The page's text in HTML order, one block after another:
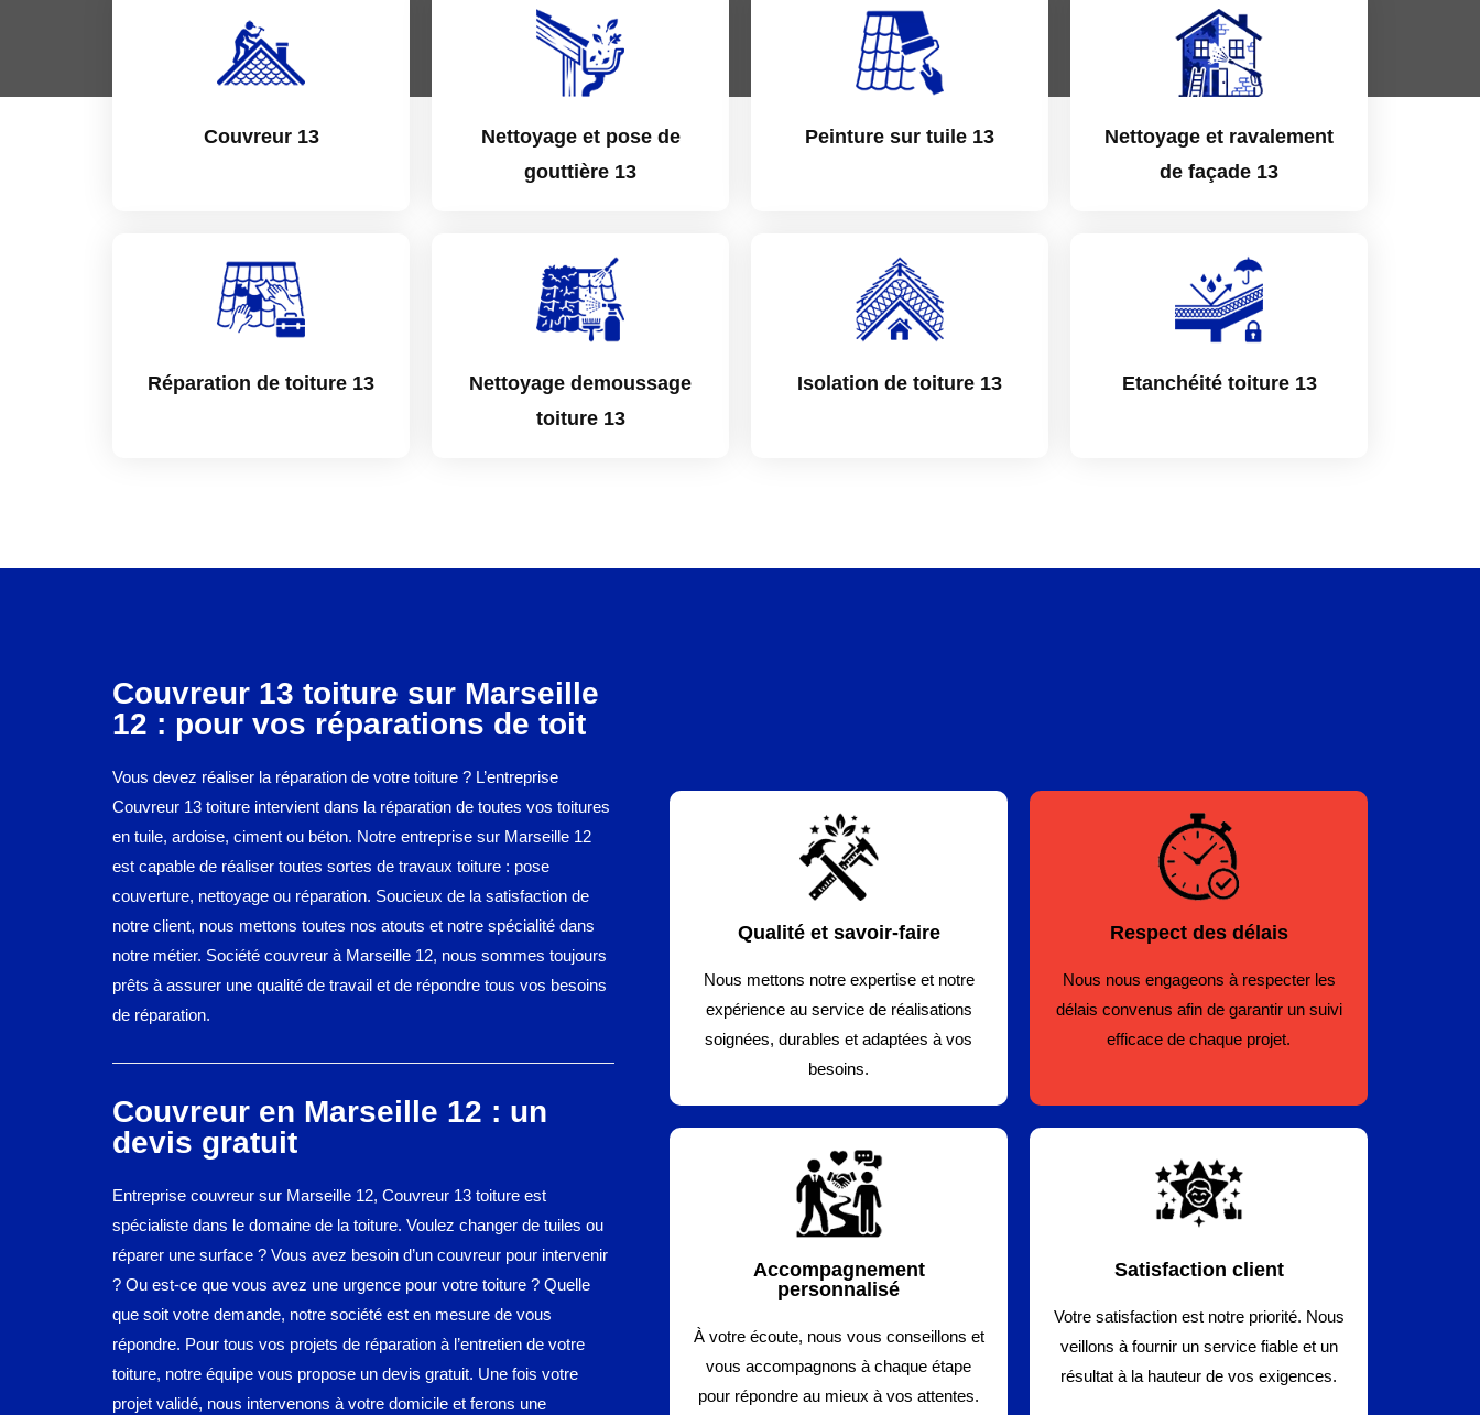
Couvreur 13
Nettoyage et pose de
gouttière 13
Peinture sur tuile 13
Nettoyage et ravalement
de façade 13
Réparation de toiture 13
Nettoyage demoussage
toiture 13
Isolation de toiture 13 Etanchéité toiture 13
Couvreur 13 toiture sur Marseille
12 : pour vos réparations de toit
Vous devez réaliser la réparation de votre toiture ? L’entreprise
Couvreur 13 toiture intervient dans la réparation de toutes vos toitures
en tuile, ardoise, ciment ou béton. Notre entreprise sur Marseille 12
est capable de réaliser toutes sortes de travaux toiture : pose
couverture, nettoyage ou réparation. Soucieux de la satisfaction de
notre client, nous mettons toutes nos atouts et notre spécialité dans
notre métier. Société couvreur à Marseille 12, nous sommes toujours
prêts à assurer une qualité de travail et de répondre tous vos besoins
de réparation.
Couvreur en Marseille 12 : un
devis gratuit
Entreprise couvreur sur Marseille 12, Couvreur 13 toiture est
spécialiste dans le domaine de la toiture. Voulez changer de tuiles ou
réparer une surface ? Vous avez besoin d’un couvreur pour intervenir
? Ou est-ce que vous avez une urgence pour votre toiture ? Quelle
que soit votre demande, notre société est en mesure de vous
répondre. Pour tous vos projets de réparation à l’entretien de votre
toiture, notre équipe vous propose un devis gratuit. Une fois votre
projet validé, nous intervenons à votre domicile et ferons une
Qualité et savoir-faire
Nous mettons notre expertise et notre
expérience au service de réalisations
soignées, durables et adaptées à vos
besoins.
Respect des délais
Nous nous engageons à respecter les
délais convenus afin de garantir un suivi
efficace de chaque projet.
Accompagnement
personnalisé
À votre écoute, nous vous conseillons et
vous accompagnons à chaque étape
pour répondre au mieux à vos attentes.
Satisfaction client
Votre satisfaction est notre priorité. Nous
veillons à fournir un service fiable et un
résultat à la hauteur de vos exigences.